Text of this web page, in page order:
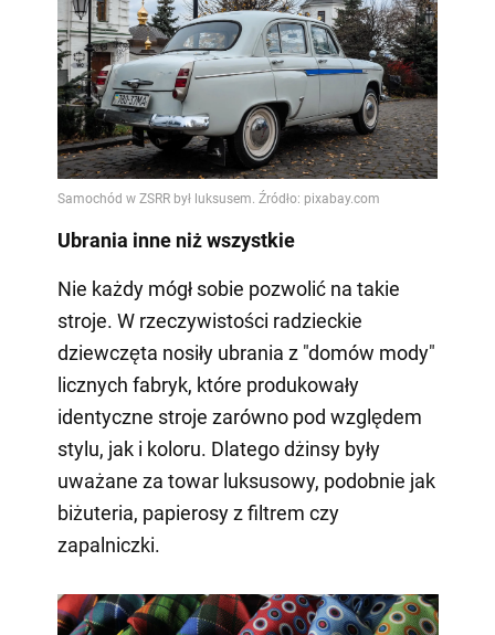
Ubrania inne niż wszystkie
Nie każdy mógł sobie pozwolić na takie
stroje. W rzeczywistości radzieckie
dziewczęta nosiły ubrania z "domów mody"
licznych fabryk, które produkowały
identyczne stroje zarówno pod względem
stylu, jak i koloru. Dlatego dżinsy były
uważane za towar luksusowy, podobnie jak
biżuteria, papierosy z filtrem czy
zapalniczki.